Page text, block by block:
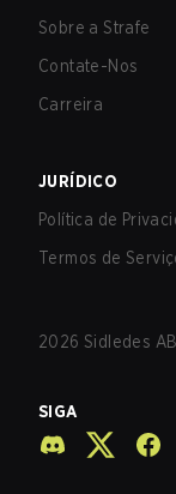
Sobre a Strafe
Contate-Nos
Carreira
JURÍDICO
Política de
Termos de
2026 Sidledes
SIGA